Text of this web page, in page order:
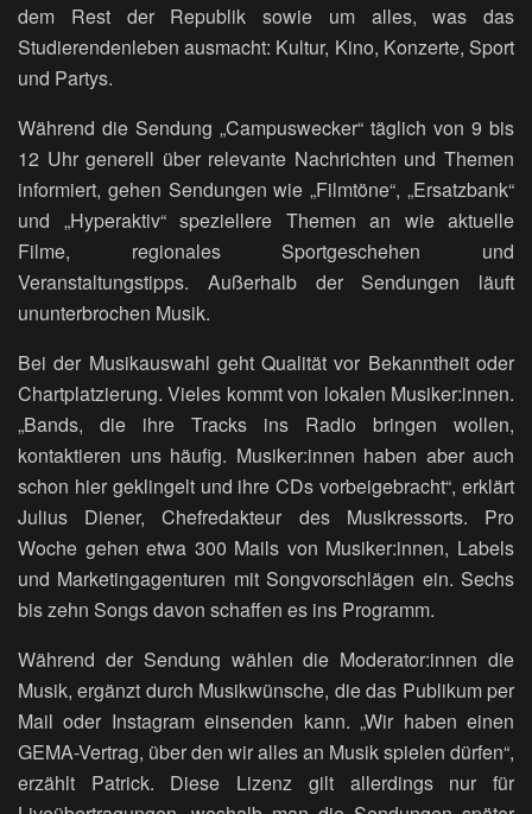
dem Rest der Republik sowie um alles, was das
Studierendenleben ausmacht: Kultur, Kino, Konzerte, Sport
und Partys.
Während die Sendung „Campuswecker“ täglich von 9 bis
12 Uhr generell über relevante Nachrichten und Themen
informiert, gehen Sendungen wie „Filmtöne“, „Ersatzbank“
und „Hyperaktiv“ speziellere Themen an wie aktuelle
Filme, regionales Sportgeschehen und
Veranstaltungstipps. Außerhalb der Sendungen läuft
ununterbrochen Musik.
Bei der Musikauswahl geht Qualität vor Bekanntheit oder
Chartplatzierung. Vieles kommt von lokalen Musiker:innen.
„Bands, die ihre Tracks ins Radio bringen wollen,
kontaktieren uns häufig. Musiker:innen haben aber auch
schon hier geklingelt und ihre CDs vorbeigebracht“, erklärt
Julius Diener, Chefredakteur des Musikressorts. Pro
Woche gehen etwa 300 Mails von Musiker:innen, Labels
und Marketingagenturen mit Songvorschlägen ein. Sechs
bis zehn Songs davon schaffen es ins Programm.
Während der Sendung wählen die Moderator:innen die
Musik, ergänzt durch Musikwünsche, die das Publikum per
Mail oder Instagram einsenden kann. „Wir haben einen
GEMA-Vertrag, über den wir alles an Musik spielen dürfen“,
erzählt Patrick. Diese Lizenz gilt allerdings nur für